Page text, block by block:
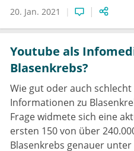
20. Jan. 2021
Youtube als
Blasenkrebs?
Wie gut oder auch
Informationen zu
Frage widmete sich eine
ersten 150 von über
Blasenkrebs genauer